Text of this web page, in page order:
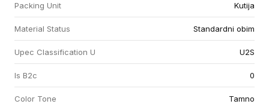
Packing Unit Kutija
Material Status Standardni obim
Upec Classification U U2S
Is B2c 0
Color Tone Tamno